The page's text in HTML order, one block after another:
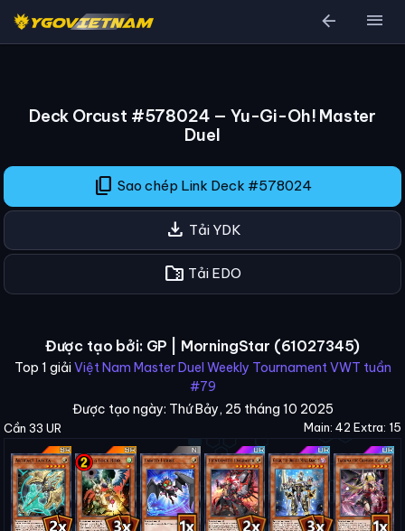
arrow_back menu
Deck Orcust #578024 — Yu-Gi-Oh! Master
Duel
content_copy Sao chép Link Deck #578024
download Tải YDK
folder_zip Tải EDO
Được tạo bởi: GP | MorningStar (61027345)
Top 1 giải Việt Nam Master Duel Weekly Tournament VWT tuần
#79
Được tạo ngày: Thứ Bảy, 25 tháng 10 2025
Cần 33 UR Main: 42 Extra: 15